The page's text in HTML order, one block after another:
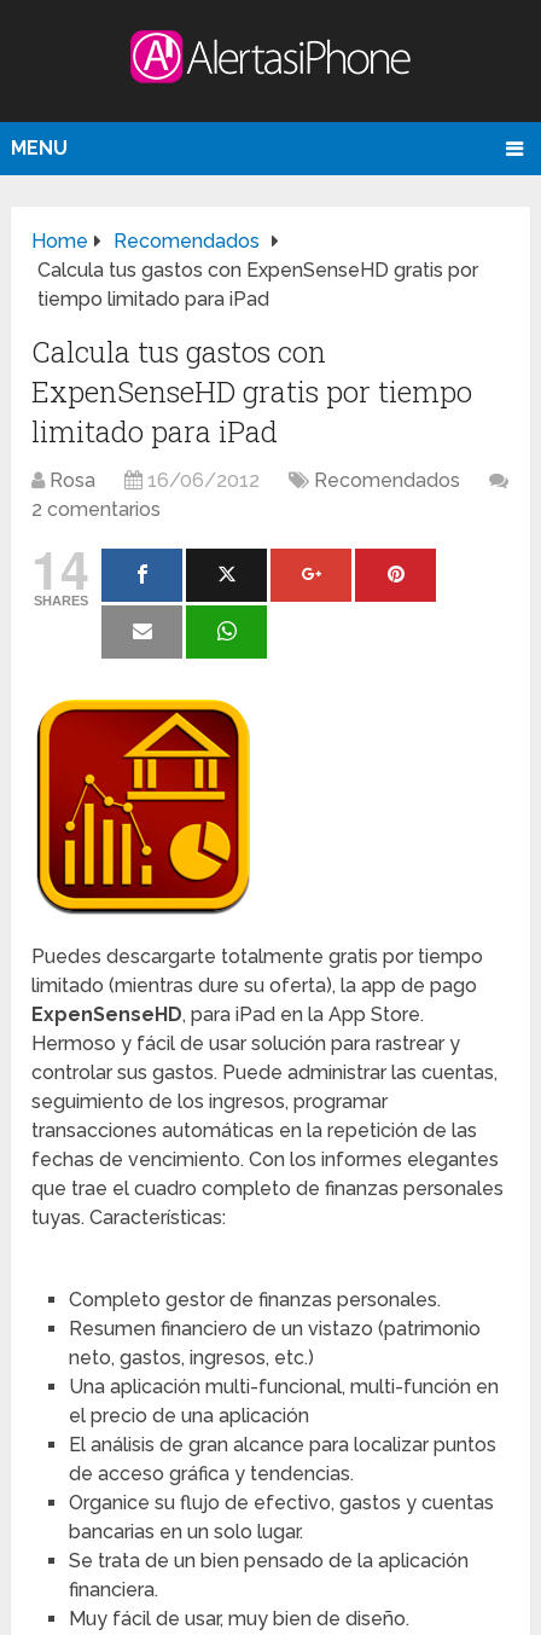
MENU
Home
Recomendados
Calcula tus gastos con ExpenSenseHD gratis por
tiempo limitado para iPad
Calcula tus gastos con
ExpenSenseHD gratis por tiempo
limitado para iPad
Rosa 16/06/2012
Recomendados
2 comentarios
14
SHARES
Puedes descargarte totalmente gratis por tiempo
limitado (mientras dure su oferta), la app de pago
ExpenSenseHD, para iPad en la App Store.
Hermoso y fácil de usar solución para rastrear y
controlar sus gastos. Puede administrar las cuentas,
seguimiento de los ingresos, programar
transacciones automáticas en la repetición de las
fechas de vencimiento. Con los informes elegantes
que trae el cuadro completo de finanzas personales
tuyas. Características:
Completo gestor de finanzas personales.
Resumen financiero de un vistazo (patrimonio
neto, gastos, ingresos, etc.)
Una aplicación multi-funcional, multi-función en
el precio de una aplicación
El análisis de gran alcance para localizar puntos
de acceso gráfica y tendencias.
Organice su flujo de efectivo, gastos y cuentas
bancarias en un solo lugar.
Se trata de un bien pensado de la aplicación
financiera.
Muy fácil de usar, muy bien de diseño.